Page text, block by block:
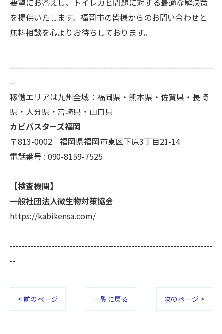
要望にお答えし、トイレカビ問題に対する最適な解決策
を提供いたします。福岡市の皆様からのお問い合わせと
無料相談を心よりお待ちしております。
--------------------------------------------------------------------
--
稼働エリアは九州全域：福岡県・熊本県・佐賀県・長崎
県・大分県・宮崎県・山口県
カビバスターズ福岡
〒813-0002 福岡県福岡市東区下原3丁目21-14
電話番号 : 090-8159-7525
【検査機関】
一般社団法人微生物対策協会
https://kabikensa.com/
--------------------------------------------------------------------
--
< 前のページ 一覧に戻る 次のページ >